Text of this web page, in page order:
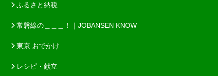
ふるさと納税
常磐線の＿＿＿！｜JOBANSEN KNOW
東京 おでかけ
レシピ・献立